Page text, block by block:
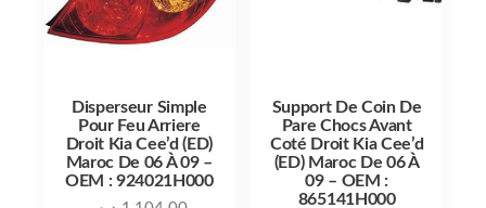
Disperseur Simple
Pour Feu Arriere
Droit Kia Cee’d (ED)
Maroc De 06 À 09 –
OEM : 924021H000
Support De Coin De
Pare Chocs Avant
Coté Droit Kia Cee’d
(ED) Maroc De 06 À
09 – OEM :
865141H000